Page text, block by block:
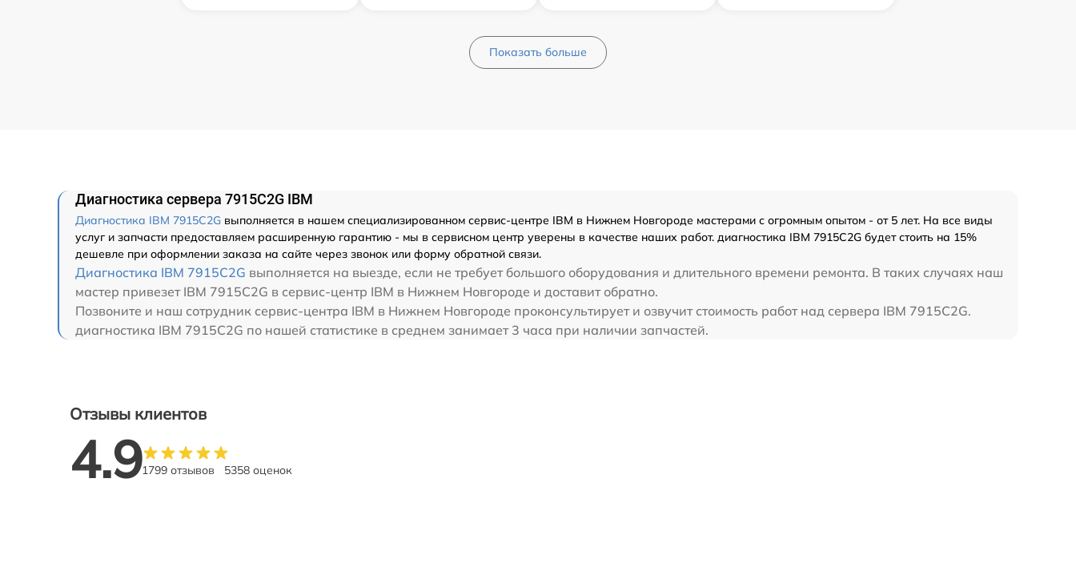
Показать больше
Диагностика сервера 7915C2G IBM
Диагностика IBM 7915C2G выполняется в нашем специализированном сервис-центре IBM в Нижнем Новгороде мастерами с огромным опытом - от 5 лет. На все виды
услуг и запчасти предоставляем расширенную гарантию - мы в сервисном центр уверены в качестве наших работ. диагностика IBM 7915C2G будет стоить на 15%
дешевле при оформлении заказа на сайте через звонок или форму обратной связи.
Диагностика IBM 7915C2G выполняется на выезде, если не требует большого оборудования и длительного времени ремонта. В таких случаях наш
мастер привезет IBM 7915C2G в сервис-центр IBM в Нижнем Новгороде и доставит обратно.
Позвоните и наш сотрудник сервис-центра IBM в Нижнем Новгороде проконсультирует и озвучит стоимость работ над сервера IBM 7915C2G.
диагностика IBM 7915C2G по нашей статистике в среднем занимает 3 часа при наличии запчастей.
Отзывы клиентов
4.91799 отзывов 5358 оценок